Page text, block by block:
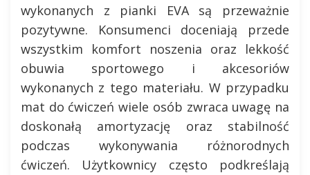
wykonanych z pianki EVA są przeważnie
pozytywne. Konsumenci doceniają przede
wszystkim komfort noszenia oraz lekkość
obuwia sportowego i akcesoriów
wykonanych z tego materiału. W przypadku
mat do ćwiczeń wiele osób zwraca uwagę na
doskonałą amortyzację oraz stabilność
podczas wykonywania różnorodnych
ćwiczeń. Użytkownicy często podkreślają